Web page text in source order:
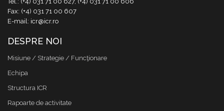
Fax: (+4) 031 71 00 607
E-mail: icr@icr.ro
DESPRE NOI
Misiune / Strategie / Funcţionare
Echipa
Structura ICR
Rapoarte de activitate